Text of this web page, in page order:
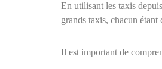
En utilisant les taxis
grands taxis, chacun
Il est important de